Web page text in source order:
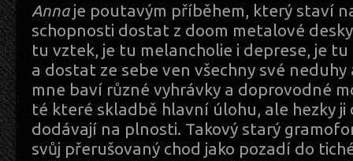
Annaje poutavým příběhem, který staví
schopnosti dostat z doom metalové
tu vztek, je tu melancholie i deprese, je
a dostat ze sebe ven všechny své
mne baví různé vyhrávky a doprovodné
té které skladbě hlavní úlohu, ale hezky ji
dodávají na plnosti. Takový starý
svůj přerušovaný chod jako pozadí do